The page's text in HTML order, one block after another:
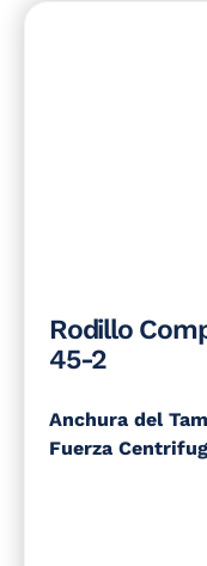
Rodillo
45-2
Anchura del
Fuerza